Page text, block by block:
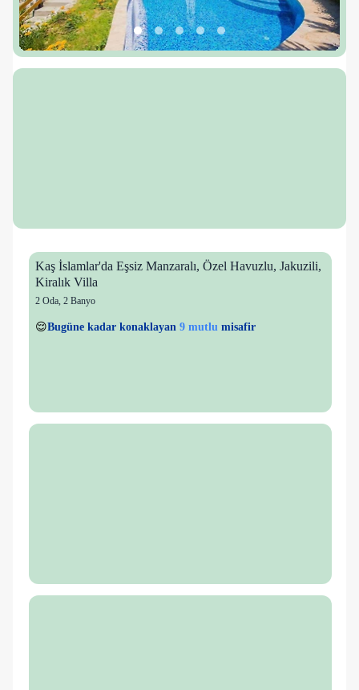
Kaş İslamlar'da Eşsiz Manzaralı, Özel Havuzlu, Jakuzili,
Kiralık Villa
2 Oda, 2 Banyo
👀Son 1 saatte40 kişigörüntüledi